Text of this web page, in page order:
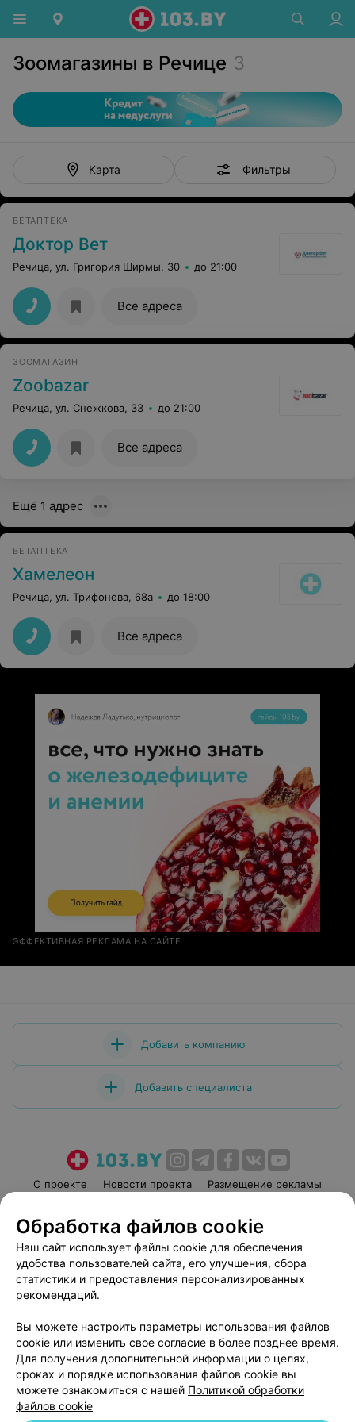
Зоомагазины в Речице 3
Карта Фильтры
ВЕТАПТЕКА
Доктор Вет
Речица, ул. Григория Ширмы, 30 до 21:00
Все адреса
ЗООМАГАЗИН
Zoobazar
Речица, ул. Снежкова, 33 до 21:00
Все адреса
Ещё 1 адрес
ВЕТАПТЕКА
Хамелеон
Речица, ул. Трифонова, 68а до 18:00
Все адреса
ЭФФЕКТИВНАЯ РЕКЛАМА НА САЙТЕ
Добавить компанию
Добавить специалиста
О проекте Новости проекта
Размещение рекламы
Пользовательское соглашение
Способы оплаты
Вакансии
Партнеры
Написать руководителю 103.by
Обработка персональных данных
Обработка файлов cookie
Наш сайт использует файлы cookie для обеспечения
удобства пользователей сайта, его улучшения, сбора
статистики и предоставления персонализированных
рекомендаций.
Вы можете настроить параметры использования файлов
cookie или изменить свое согласие в более позднее время.
Для получения дополнительной информации о целях,
сроках и порядке использования файлов cookie вы
можете ознакомиться с нашей Политикой обработки
файлов cookie